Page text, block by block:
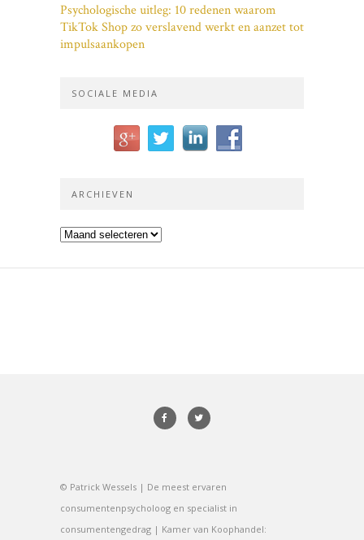
Psychologische uitleg: 10 redenen waarom
TikTok Shop zo verslavend werkt en aanzet tot
impulsaankopen
SOCIALE MEDIA
ARCHIEVEN
Archieven
© Patrick Wessels | De meest ervaren
consumentenpsycholoog en specialist in
consumentengedrag | Kamer van Koophandel: